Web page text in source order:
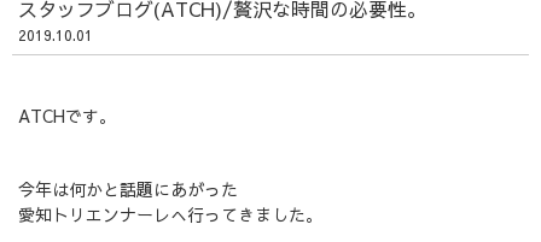
スタッフブログ(ATCH)/贅沢な時間の必要性。
2019.10.01
ATCHです。
今年は何かと話題にあがった
愛知トリエンナーレへ行ってきました。